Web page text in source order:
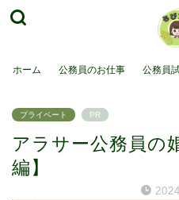
ホーム 公務員のお仕事 公務員
プライベート PR
アラサー公務員の
編】